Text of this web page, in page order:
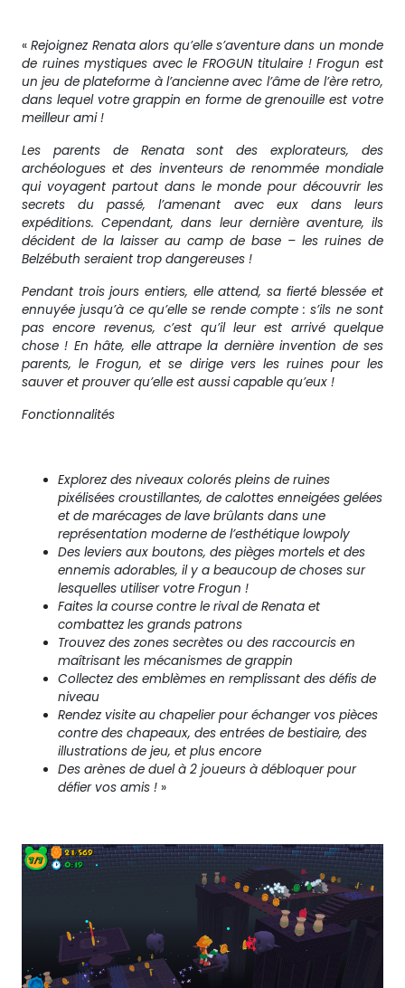
«Rejoignez Renata alors qu’elle s’aventure dans un monde
de ruines mystiques avec le FROGUN titulaire ! Frogun est
un jeu de plateforme à l’ancienne avec l’âme de l’ère retro,
dans lequel votre grappin en forme de grenouille est votre
meilleur ami !
Les parents de Renata sont des explorateurs, des
archéologues et des inventeurs de renommée mondiale
qui voyagent partout dans le monde pour découvrir les
secrets du passé, l’amenant avec eux dans leurs
expéditions. Cependant, dans leur dernière aventure, ils
décident de la laisser au camp de base – les ruines de
Belzébuth seraient trop dangereuses !
Pendant trois jours entiers, elle attend, sa fierté blessée et
ennuyée jusqu’à ce qu’elle se rende compte : s’ils ne sont
pas encore revenus, c’est qu’il leur est arrivé quelque
chose ! En hâte, elle attrape la dernière invention de ses
parents, le Frogun, et se dirige vers les ruines pour les
sauver et prouver qu’elle est aussi capable qu’eux !
Fonctionnalités
Explorez des niveaux colorés pleins de ruines
pixélisées croustillantes, de calottes enneigées gelées
et de marécages de lave brûlants dans une
représentation moderne de l’esthétique lowpoly
Des leviers aux boutons, des pièges mortels et des
ennemis adorables, il y a beaucoup de choses sur
lesquelles utiliser votre Frogun !
Faites la course contre le rival de Renata et
combattez les grands patrons
Trouvez des zones secrètes ou des raccourcis en
maîtrisant les mécanismes de grappin
Collectez des emblèmes en remplissant des défis de
niveau
Rendez visite au chapelier pour échanger vos pièces
contre des chapeaux, des entrées de bestiaire, des
illustrations de jeu, et plus encore
Des arènes de duel à 2 joueurs à débloquer pour
défier vos amis ! »